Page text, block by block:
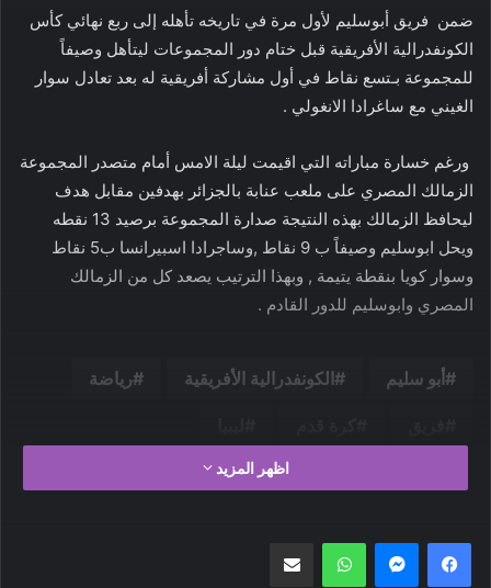
ضمن فريق أبوسليم لأول مرة في تاريخه تأهله إلى ربع نهائي كأس
الكونفدرالية الأفريقية قبل ختام دور المجموعات ليتأهل وصيفاً
للمجموعة بـتسع نقاط في أول مشاركة أفريقية له بعد تعادل سوار
الغيني مع ساغرادا الانغولي .
ورغم خسارة مباراته التي اقيمت ليلة الامس أمام متصدر المجموعة
الزمالك المصري على ملعب عنابة بالجزائر بهدفين مقابل هدف
ليحافظ الزمالك بهذه النتيجة صدارة المجموعة برصيد 13 نقطه
ويحل ابوسليم وصيفاً ب 9 نقاط ,وساجرادا اسبيرانسا ب5 نقاط
وسوار كويا بنقطة يتيمة , وبهذا الترتيب يصعد كل من الزمالك
المصري وابوسليم للدور القادم .
أبو سليم الكونفدرالية الأفريقية رياضة
اظهر المزيد
واتساب